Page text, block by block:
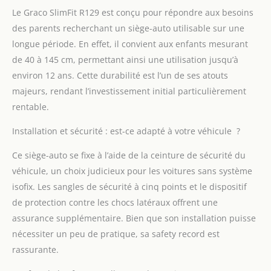
réduit la force exercée
sur la tête, le cou et la
colonne vertébrale de
ton enfant S'ADAPTE
CROISSANCE: Le SlimFit
R129 s'adapte à la
comme en largeur
CONVERTIBLE 2-EN-1:
Le siège SlimFit R129
permet d'installer votre
enfant en position dos
à la route (40 à 105 cm)
mais également en
position face à la route
Le Graco SlimFit R129 est conçu pour répondre aux besoins
des parents recherchant un siège-auto utilisable sur une
longue période. En effet, il convient aux enfants mesurant
de 40 à 145 cm, permettant ainsi une utilisation jusqu’à
environ 12 ans. Cette durabilité est l’un de ses atouts
majeurs, rendant l’investissement initial particulièrement
rentable.
Installation et sécurité : est-ce adapté à votre véhicule ?
Ce siège-auto se fixe à l’aide de la ceinture de sécurité du
véhicule, un choix judicieux pour les voitures sans système
isofix. Les sangles de sécurité à cinq points et le dispositif
de protection contre les chocs latéraux offrent une
assurance supplémentaire. Bien que son installation puisse
nécessiter un peu de pratique, sa safety record est
rassurante.